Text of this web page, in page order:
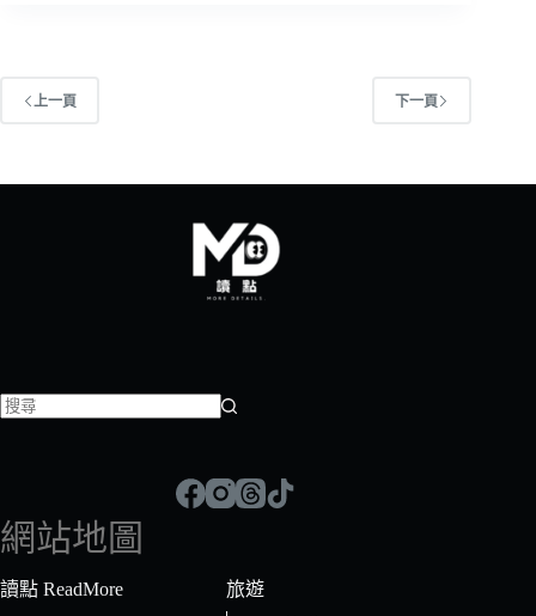
上一頁 下一頁
符
合
條
網站地圖
讀點 ReadMore
旅遊